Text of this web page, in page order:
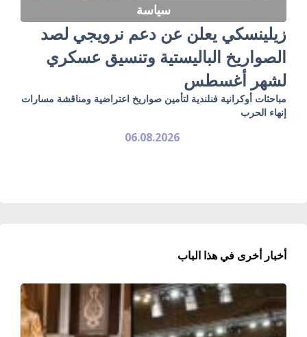
سياسة
زيلينسكي يعلن عن دعم نرويجي لصد
الصواريخ الباليستية وتنسيق عسكري
لشهر أغسطس
مباحثات أوكرانية فنلندية لتأمين صواريخ اعتراضية ومناقشة مسارات
إنهاء الحرب
06.08.2026
أخبار أخرى في هذا الباب